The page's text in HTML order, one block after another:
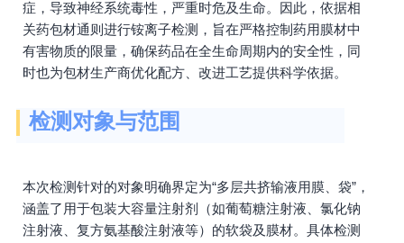
症，导致神经系统毒性，严重时危及生命。因此，依据相
关药包材通则进行铵离子检测，旨在严格控制药用膜材中
有害物质的限量，确保药品在全生命周期内的安全性，同
时也为包材生产商优化配方、改进工艺提供科学依据。
检测对象与范围
本次检测针对的对象明确界定为“多层共挤输液用膜、袋”，
涵盖了用于包装大容量注射剂（如葡萄糖注射液、氯化钠
注射液、复方氨基酸注射液等）的软袋及膜材。具体检测